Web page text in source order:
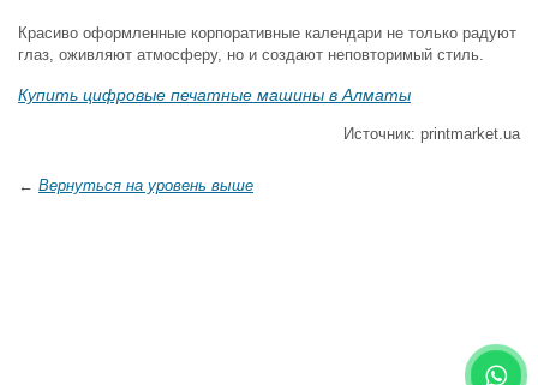
Красиво оформленные корпоративные календари не только радуют
глаз, оживляют атмосферу, но и создают неповторимый стиль.
Купить цифровые печатные машины в Алматы
Источник: printmarket.ua
← Вернуться на уровень выше